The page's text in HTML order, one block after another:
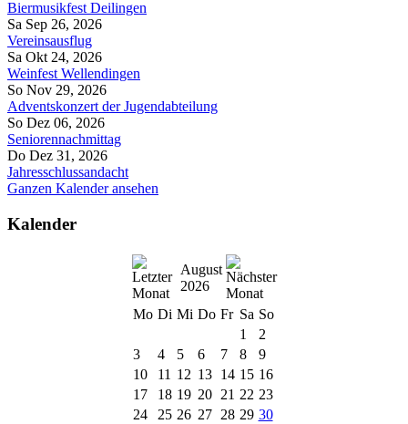
Biermusikfest Deilingen
Sa Sep 26, 2026
Vereinsausflug
Sa Okt 24, 2026
Weinfest Wellendingen
So Nov 29, 2026
Adventskonzert der Jugendabteilung
So Dez 06, 2026
Seniorennachmittag
Do Dez 31, 2026
Jahresschlussandacht
Ganzen Kalender ansehen
Kalender
August
2026
Mo Di Mi Do Fr Sa So
1
2
3
4 5 6 7 8
9
10
11 12 13 14 15 16
17
18 19 20 21 22 23
24
25 26 27 28 29 30